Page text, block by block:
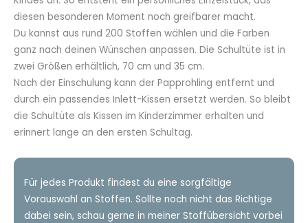
diesen besonderen Moment noch greifbarer macht.
Du kannst aus rund 200 Stoffen wählen und die Farben
ganz nach deinen Wünschen anpassen. Die Schultüte ist in
zwei Größen erhältlich, 70 cm und 35 cm.
Nach der Einschulung kann der Papprohling entfernt und
durch ein passendes Inlett-Kissen ersetzt werden. So bleibt
die Schultüte als Kissen im Kinderzimmer erhalten und
erinnert lange an den ersten Schultag.
Für jedes Produkt findest du eine sorgfältige
Vorauswahl an Stoffen. Sollte noch nicht das Richtige
dabei sein, schau gerne in meiner Stoffübersicht vorbei